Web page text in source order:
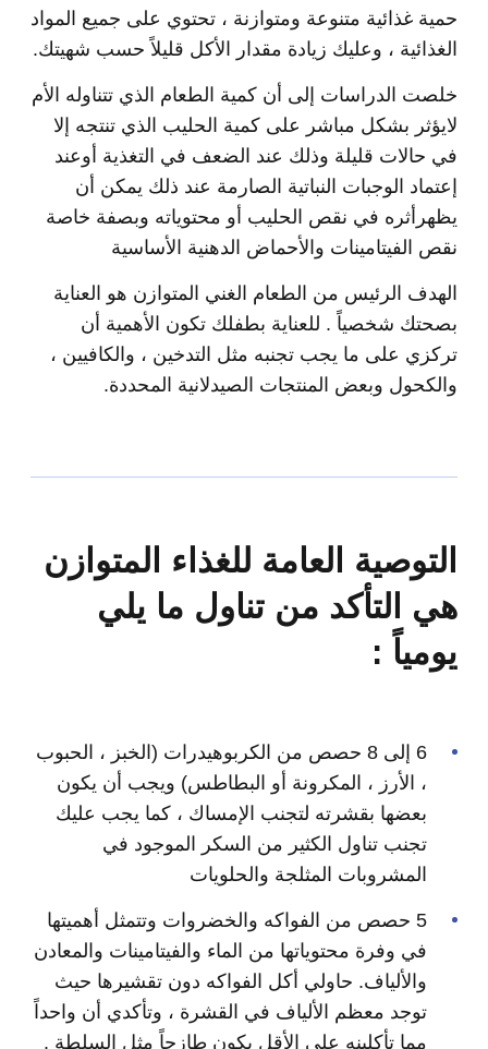
حمية غذائية متنوعة ومتوازنة ، تحتوي على جميع المواد
الغذائية ، وعليك زيادة مقدار الأكل قليلاً حسب شهيتك.
خلصت الدراسات إلى أن كمية الطعام الذي تتناوله الأم
لايؤثر بشكل مباشر على كمية الحليب الذي تنتجه إلا
في حالات قليلة وذلك عند الضعف في التغذية أوعند
إعتماد الوجبات النباتية الصارمة عند ذلك يمكن أن
يظهرأثره في نقص الحليب أو محتوياته وبصفة خاصة
نقص الفيتامينات والأحماض الدهنية الأساسية
الهدف الرئيس من الطعام الغني المتوازن هو العناية
بصحتك شخصياً . للعناية بطفلك تكون الأهمية أن
تركزي على ما يجب تجنبه مثل التدخين ، والكافيين ،
والكحول وبعض المنتجات الصيدلانية المحددة.
التوصية العامة للغذاء المتوازن
هي التأكد من تناول ما يلي
يومياً :
6 إلى 8 حصص من الكربوهيدرات (الخبز ، الحبوب
، الأرز ، المكرونة أو البطاطس) ويجب أن يكون
بعضها بقشرته لتجنب الإمساك ، كما يجب عليك
تجنب تناول الكثير من السكر الموجود في
المشروبات المثلجة والحلويات
5 حصص من الفواكه والخضروات وتتمثل أهميتها
في وفرة محتوياتها من الماء والفيتامينات والمعادن
والألياف. حاولي أكل الفواكه دون تقشيرها حيث
توجد معظم الألياف في القشرة ، وتأكدي أن واحداً
مما تأكلينه على الأقل يكون طازجاً مثل السلطة .